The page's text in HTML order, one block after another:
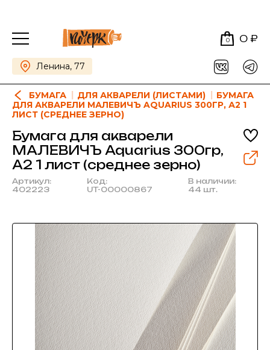
0 0 ₽
Ленина, 77
БУМАГА ДЛЯ АКВАРЕЛИ (ЛИСТАМИ)
БУМАГА
ДЛЯ АКВАРЕЛИ МАЛЕВИЧЪ AQUARIUS 300ГР, А2 1
ЛИСТ (СРЕДНЕЕ ЗЕРНО)
Бумага для акварели
МАЛЕВИЧЪ Aquarius 300гр,
А2 1 лист (среднее зерно)
Артикул:
402223
Код:
UT-00000867
В наличии:
44 шт.